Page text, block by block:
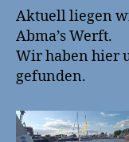
Aktuell liegen
Abma’s Werft.
Wir haben hier
gefunden.